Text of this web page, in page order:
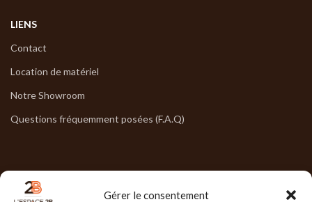
Gérer le consentement
LIENS
Contact
Location de matériel
Notre Showroom
Questions fréquemment posées (F.A.Q)
NOS HORAIRES